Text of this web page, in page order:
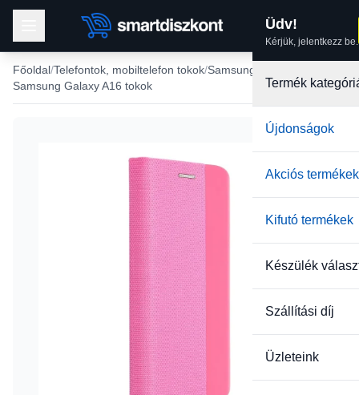
Üdv!
Kérjük, jelentkezz be.
Termék
Újdonságok
Akciós termékek
Kifutó termékek
Készülék
Szállítási díj
Üzleteink
Főoldal Telefontok, mobiltelefon tokok Samsung tokok
Samsung Galaxy A16 tokok